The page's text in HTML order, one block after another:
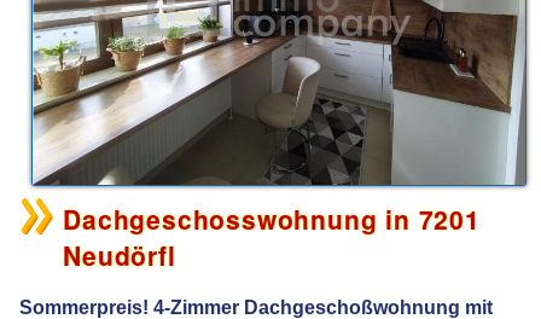
Dachgeschosswohnung in 7201
Neudörfl
Sommerpreis! 4-Zimmer Dachgeschoßwohnung mit